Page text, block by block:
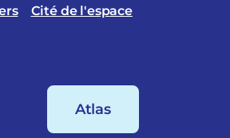
Cité de l'espace
Atlas